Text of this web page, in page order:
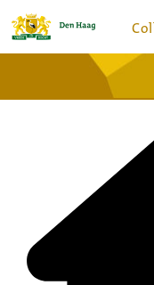
Bronnen en